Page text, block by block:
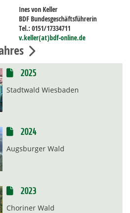
Ines von Keller
BDF Bundesgeschäftsführerin
Tel.: 0151/17334711
v.keller(at)bdf-online.de
2025
Stadtwald Wiesbaden
2024
Augsburger Wald
2023
Choriner Wald